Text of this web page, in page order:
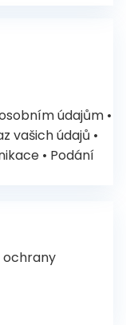
údajům •
vašich údajů •
• Podání